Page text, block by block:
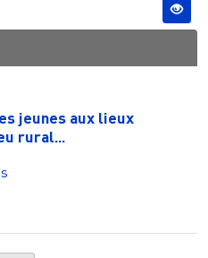
jeunes aux lieux
rural...